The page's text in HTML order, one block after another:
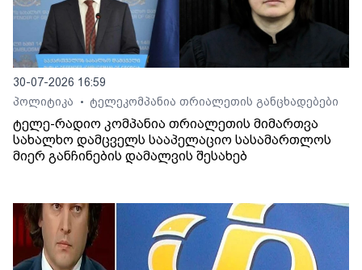
30-07-2026 16:59
პოლიტიკა
• ტელეკომპანია თრიალეთის განცხადებები
ტელე-რადიო კომპანია თრიალეთის მიმართვა
სახალხო დამცველს სააპელაციო სასამართლოს
მიერ განჩინების დამალვის შესახებ